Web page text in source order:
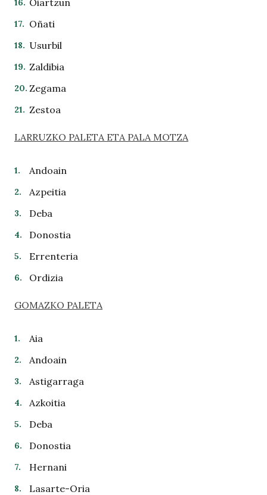
Oiartzun
Oñati
Usurbil
Zaldibia
Zegama
Zestoa
LARRUZKO PALETA ETA PALA MOTZA
Andoain
Azpeitia
Deba
Donostia
Errenteria
Ordizia
GOMAZKO PALETA
Aia
Andoain
Astigarraga
Azkoitia
Deba
Donostia
Hernani
Lasarte-Oria